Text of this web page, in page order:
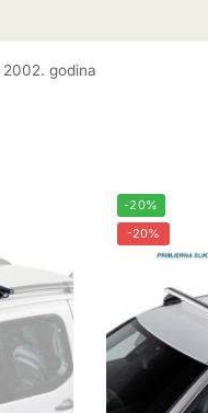
2002. godina
-20%
-20%